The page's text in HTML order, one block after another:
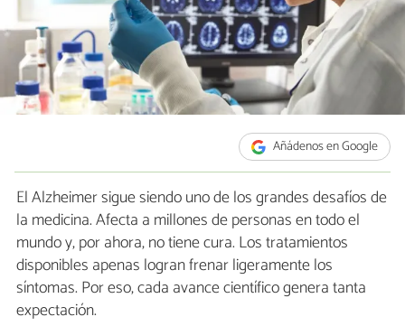
Añádenos en Google
El Alzheimer sigue siendo uno de los grandes desafíos de
la medicina. Afecta a millones de personas en todo el
mundo y, por ahora, no tiene cura. Los tratamientos
disponibles apenas logran frenar ligeramente los
síntomas. Por eso, cada avance científico genera tanta
expectación.